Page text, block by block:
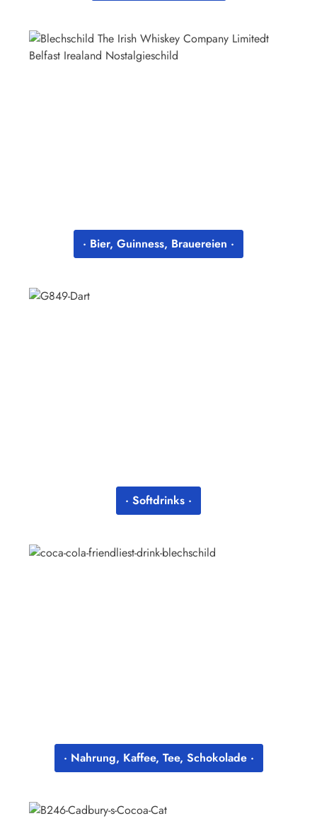
· Bier, Guinness, Brauereien ·
· Softdrinks ·
· Nahrung, Kaffee, Tee, Schokolade ·